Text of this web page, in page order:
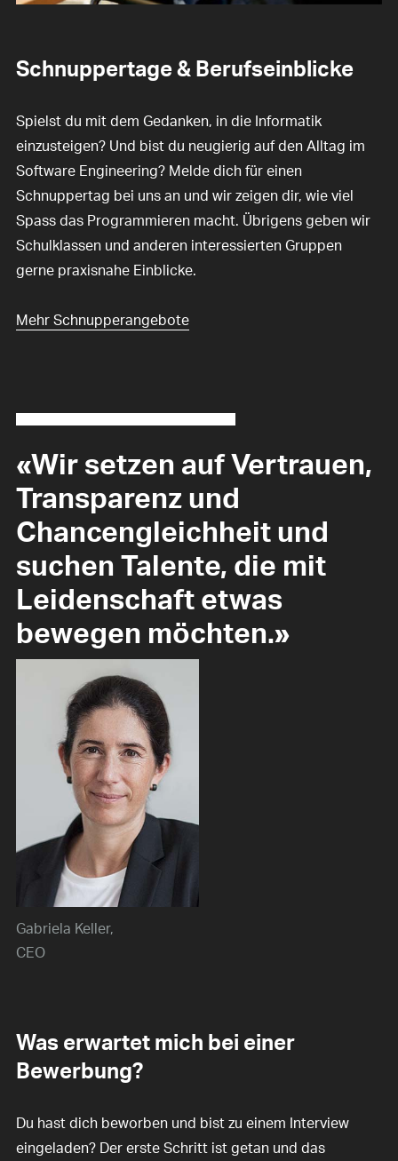
Schnuppertage & Berufseinblicke
Spielst du mit dem Gedanken, in die Informatik
einzusteigen? Und bist du neugierig auf den Alltag im
Software Engineering? Melde dich für einen
Schnuppertag bei uns an und wir zeigen dir, wie viel
Spass das Programmieren macht. Übrigens geben wir
Schulklassen und anderen interessierten Gruppen
gerne praxisnahe Einblicke.
Mehr Schnupperangebote
«Wir setzen auf Vertrauen,
Transparenz und
Chancengleichheit und
suchen Talente, die mit
Leidenschaft etwas
bewegen möchten.»
Gabriela Keller
CEO
Was erwartet mich bei einer
Bewerbung?
Du hast dich beworben und bist zu einem Interview
eingeladen? Der erste Schritt ist getan und das